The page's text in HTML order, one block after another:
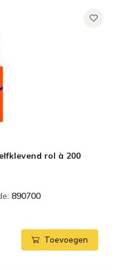
rol à 200
890700
Toevoegen